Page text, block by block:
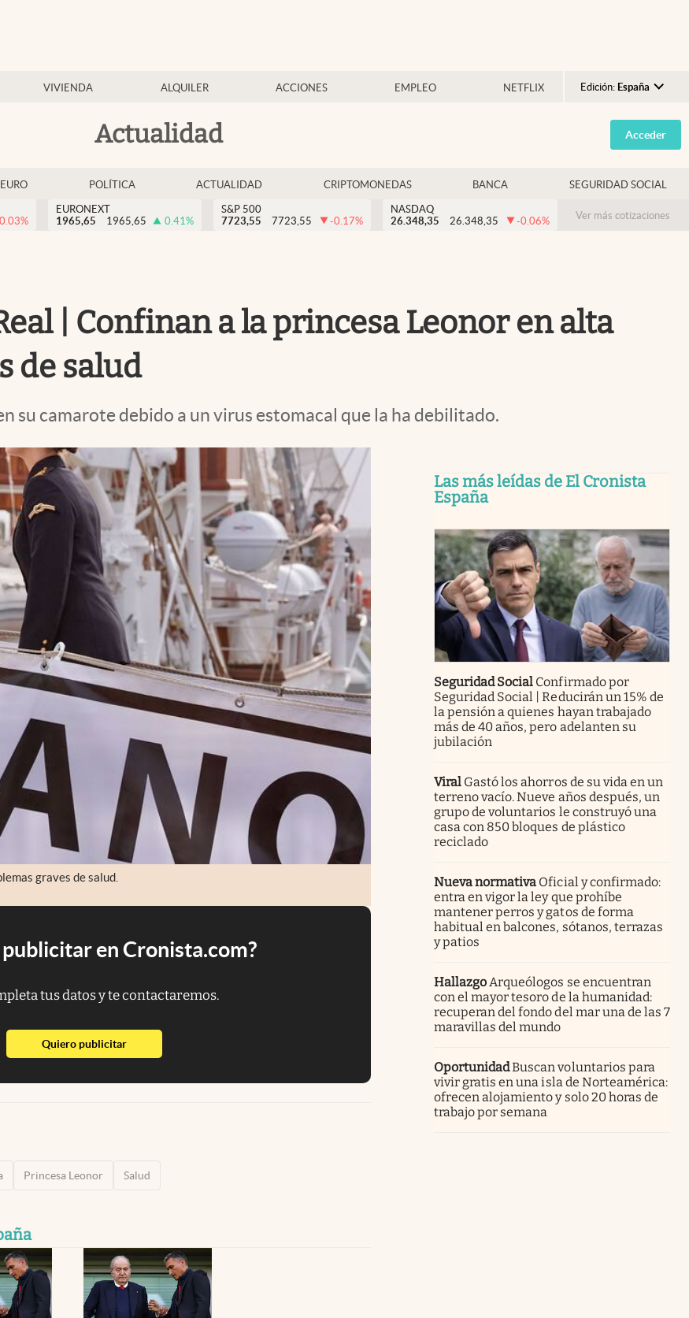
VIVIENDA ALQUILER ACCIONES EMPLEO NETFLIX Edición: España
Argentina
España
USA
Colombia
Actualidad Acceder
EURO POLÍTICA ACTUALIDAD CRIPTOMONEDAS BANCA SEGURIDAD SOCIAL
%
EURONEXT
1965,65
1965,65 0.41%
S&P 500
7723,55
7723,55 -0.17%
NASDAQ
26.348,35
26.348,35 -0.06% Ver más cotizaciones
| Confinan a la princesa Leonor en alta
de salud
su camarote debido a un virus estomacal que la ha debilitado.
graves de salud.
en Cronista.com?
tus datos y te contactaremos.
Quiero publicitarabre en nueva pestaña
Princesa Leonor Salud
Las más leídas de El Cronista
España
Seguridad Social Confirmado por
Seguridad Social | Reducirán un 15% de
la pensión a quienes hayan trabajado
más de 40 años, pero adelanten su
jubilación
Viral Gastó los ahorros de su vida en un
terreno vacío. Nueve años después, un
grupo de voluntarios le construyó una
casa con 850 bloques de plástico
reciclado
Nueva normativa Oficial y confirmado:
entra en vigor la ley que prohíbe
mantener perros y gatos de forma
habitual en balcones, sótanos, terrazas
y patios
HallazgoArqueólogos se encuentran
con el mayor tesoro de la humanidad:
recuperan del fondo del mar una de las 7
maravillas del mundo
OportunidadBuscan voluntarios para
vivir gratis en una isla de Norteamérica:
ofrecen alojamiento y solo 20 horas de
trabajo por semana